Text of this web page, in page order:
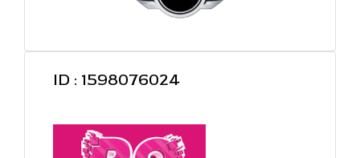
ID : 1598076024